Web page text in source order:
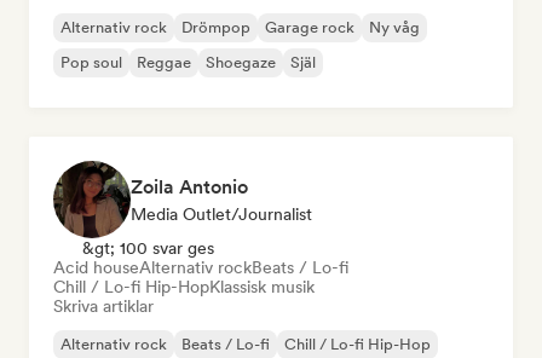
Alternativ rock Drömpop Garage rock
Ny våg
Pop soul
Reggae Shoegaze Själ
Zoila Antonio
Media Outlet/Journalist
&gt; 100 svar ges
Acid houseAlternativ rockBeats / Lo-fi
Chill / Lo-fi Hip-HopKlassisk musik
Skriva artiklar
Alternativ rock Beats / Lo-fi
Chill / Lo-fi Hip-Hop